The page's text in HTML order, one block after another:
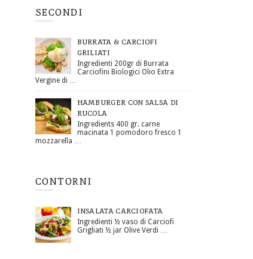
SECONDI
BURRATA & CARCIOFI
GRILIATI
Ingredienti 200gr di Burrata
Carciofini Biologici Olio Extra
Vergine di …
HAMBURGER CON SALSA DI
RUCOLA
Ingredients 400 gr. carne
macinata 1 pomodoro fresco 1
mozzarella …
CONTORNI
INSALATA CARCIOFATA
Ingredienti ½ vaso di Carciofi
Grigliati ½ jar Olive Verdi …